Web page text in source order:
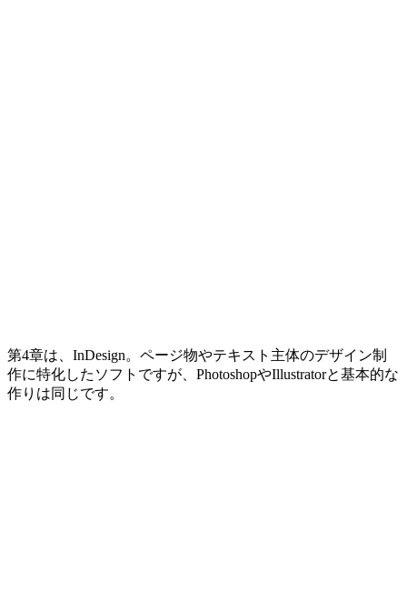
第4章は、InDesign。ページ物やテキスト主体のデザイン制
作に特化したソフトですが、PhotoshopやIllustratorと基本的な
作りは同じです。